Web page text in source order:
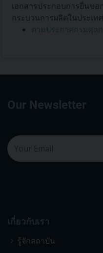
เอกสารประกอบการยื่นข
กระบวนการผลิตในประเท
ตามประกาศกรมศุล
Our Newsletter
เกี่ยวกับเรา
รู้จักสถาบัน